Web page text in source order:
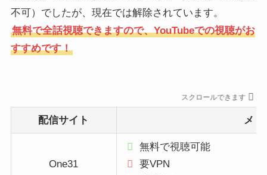
不可）でしたが、現在では解除されています。
無料で全話視聴できますので、YouTubeでの視聴がお
すすめです！
スクロールできます
配信サイト メリ
One31
無料で視聴可能
要VPN